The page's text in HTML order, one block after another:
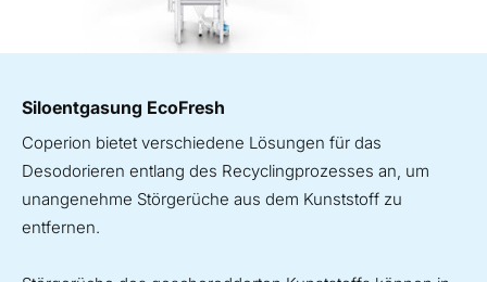
Siloentgasung EcoFresh
Coperion bietet verschiedene Lösungen für das
Desodorieren entlang des Recyclingprozesses an, um
unangenehme Störgerüche aus dem Kunststoff zu
entfernen.